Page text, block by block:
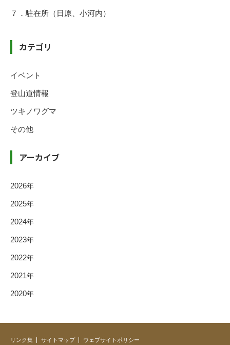
７．駐在所（日原、小河内）
カテゴリ
イベント
登山道情報
ツキノワグマ
その他
アーカイブ
2026年
2025年
2024年
2023年
2022年
2021年
2020年
リンク集 サイトマップ ウェブサイトポリシー